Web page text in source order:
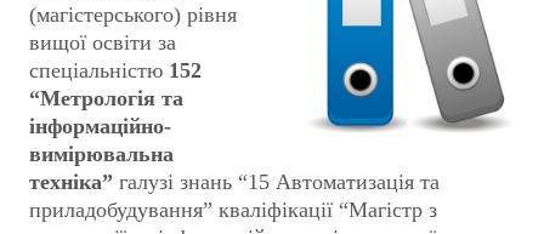
(магістерського) рівня
вищої освіти за
спеціальністю 152
“Метрологія та
інформаційно-
вимірювальна
техніка” галузі знань “15 Автоматизація та
приладобудування” кваліфікації “Магістр з